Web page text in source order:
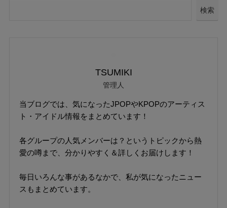
検索
TSUMIKI
管理人
当ブログでは、気になったJPOPやKPOPのアーティス
ト・アイドル情報をまとめています！
各グループの人気メンバーは？というトピックから熱
愛の噂まで、分かりやすく＆詳しくお届けします！
毎日いろんな事があるなかで、私が気になったニュー
スもまとめています。